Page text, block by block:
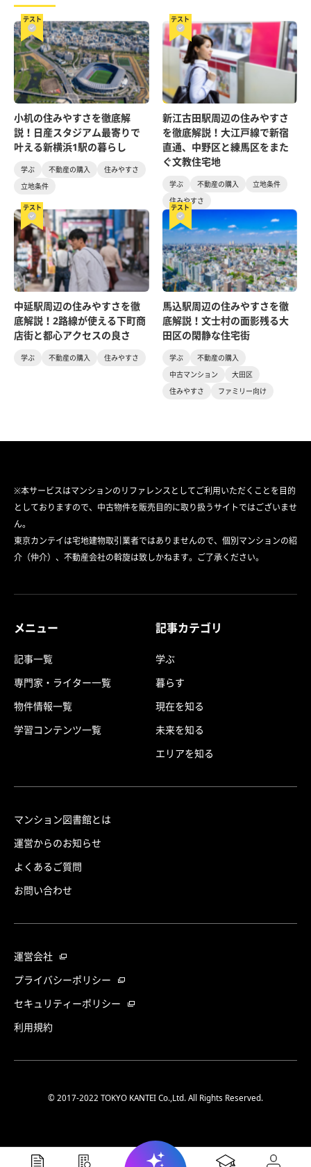
テスト
小机の住みやすさを徹底解
説！日産スタジアム最寄りで
叶える新横浜1駅の暮らし
学ぶ 不動産の購入
住みやすさ
立地条件
テスト
新江古田駅周辺の住みやすさ
を徹底解説！大江戸線で新宿
直通、中野区と練馬区をまた
ぐ文教住宅地
学ぶ 不動産の購入
立地条件
住みやすさ
テスト
中延駅周辺の住みやすさを徹
底解説！2路線が使える下町商
店街と都心アクセスの良さ
学ぶ 不動産の購入 住みやすさ
テスト
馬込駅周辺の住みやすさを徹
底解説！文士村の面影残る大
田区の閑静な住宅街
学ぶ
不動産の購入
中古マンション
大田区
住みやすさ
ファミリー向け
※本サービスはマンションのリファレンスとしてご利用いただくことを目的
としておりますので、中古物件を販売目的に取り扱うサイトではございませ
ん。
東京カンテイは宅地建物取引業者ではありませんので、個別マンションの紹
介（仲介）、不動産会社の斡旋は致しかねます。ご了承ください。
メニュー
記事一覧
専門家・ライター一覧
物件情報一覧
学習コンテンツ一覧
記事カテゴリ
学ぶ
暮らす
現在を知る
未来を知る
エリアを知る
マンション図書館とは
運営からのお知らせ
よくあるご質問
お問い合わせ
運営会社
プライバシーポリシー
セキュリティーポリシー
利用規約
© 2017-2022 TOKYO KANTEI Co.,Ltd. All Rights Reserved.